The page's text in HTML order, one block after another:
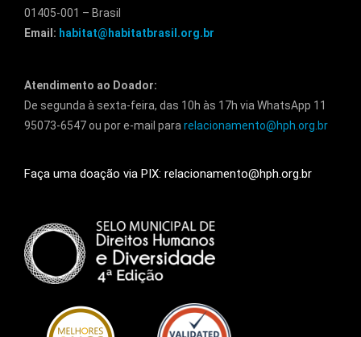
01405-001 – Brasil
Email: habitat@habitatbrasil.org.br
Atendimento ao Doador:
De segunda à sexta-feira, das 10h às 17h via WhatsApp 11
95073-6547 ou por e-mail para relacionamento@hph.org.br
Faça uma doação via PIX: relacionamento@hph.org.br